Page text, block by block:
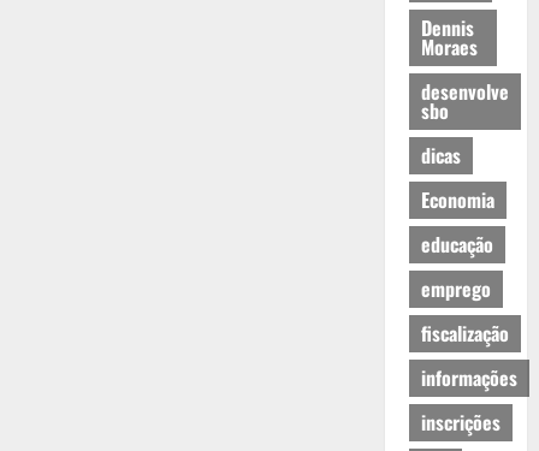
Dennis
Moraes
desenvolve
sbo
dicas
Economia
educação
emprego
fiscalização
informações
inscrições